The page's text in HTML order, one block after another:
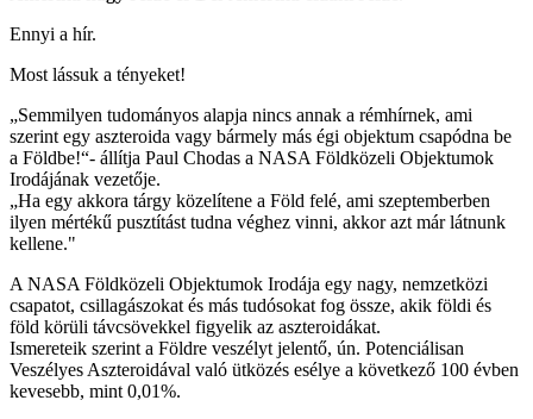
Ennyi a hír.
Most lássuk a tényeket!
„Semmilyen tudományos alapja nincs annak a rémhírnek, ami
szerint egy aszteroida vagy bármely más égi objektum csapódna be
a Földbe!“- állítja Paul Chodas a NASA Földközeli Objektumok
Irodájának vezetője.
„Ha egy akkora tárgy közelítene a Föld felé, ami szeptemberben
ilyen mértékű pusztítást tudna véghez vinni, akkor azt már látnunk
kellene."
A NASA Földközeli Objektumok Irodája egy nagy, nemzetközi
csapatot, csillagászokat és más tudósokat fog össze, akik földi és
föld körüli távcsövekkel figyelik az aszteroidákat.
Ismereteik szerint a Földre veszélyt jelentő, ún. Potenciálisan
Veszélyes Aszteroidával való ütközés esélye a következő 100 évben
kevesebb, mint 0,01%.